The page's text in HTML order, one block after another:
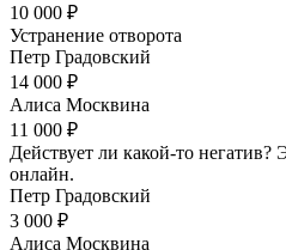
10 000 ₽
Устранение отворота
Петр Градовский
14 000 ₽
Алиса Москвина
11 000 ₽
Действует ли какой-то негатив?
онлайн.
Петр Градовский
3 000 ₽
Алиса Москвина